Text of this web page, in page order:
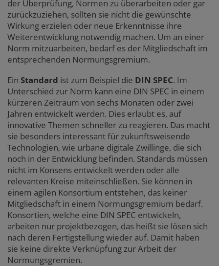
der Überprüfung, Normen zu überarbeiten oder gar
zurückzuziehen, sollten sie nicht die gewünschte
Wirkung erzielen oder neue Erkenntnisse ihre
Weiterentwicklung notwendig machen. Um an einer
Norm mitzuarbeiten, bedarf es der Mitgliedschaft im
entsprechenden Normungsgremium.
Ein Standard ist zum Beispiel die DIN SPEC. Im
Unterschied zur Norm kann eine DIN SPEC in einem
kürzeren Zeitraum von sechs Monaten oder zwei
Jahren entwickelt werden. Dies erlaubt es, auf
innovative Themen schneller zu reagieren. Das macht
sie besonders interessant für zukunftsweisende
Technologien, wie urbane digitale Zwillinge, die sich
noch in der Entwicklung befinden. Standards müssen
nicht im Konsens entwickelt werden oder alle
relevanten Kreise miteinschließen. Sie können in
einem agilen Konsortium entstehen, das keiner
Mitgliedschaft in einem Normungsgremium bedarf.
Konsortien, welche eine DIN SPEC entwickeln,
arbeiten nur projektbezogen, das heißt sie lösen sich
nach deren Fertigstellung wieder auf. Damit haben
sie keine direkte Verknüpfung zur Arbeit der
Normungsgremien.